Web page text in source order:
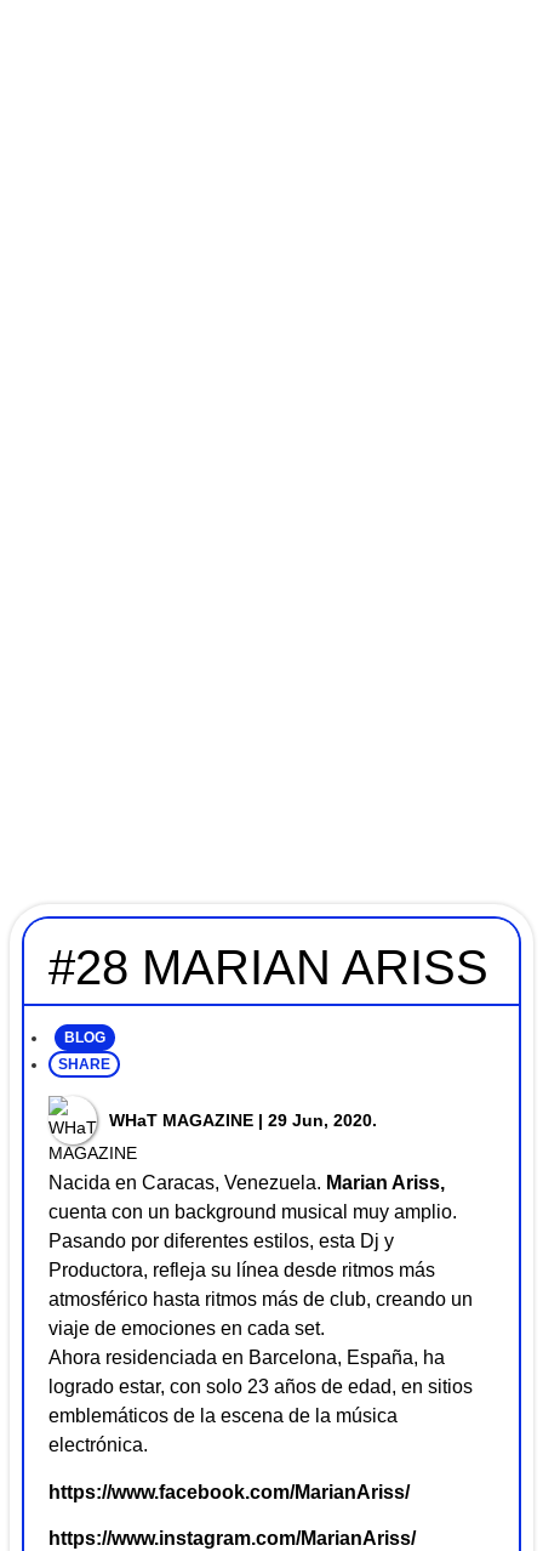
#28 MARIAN ARISS
BLOG
SHARE
WHaT MAGAZINE | 29 Jun, 2020.
Nacida en Caracas, Venezuela. Marian Ariss,
cuenta con un background musical muy amplio.
Pasando por diferentes estilos, esta Dj y
Productora, refleja su línea desde ritmos más
atmosférico hasta ritmos más de club, creando un
viaje de emociones en cada set.
Ahora residenciada en Barcelona, España, ha
logrado estar, con solo 23 años de edad, en sitios
emblemáticos de la escena de la música
electrónica.
https://www.facebook.com/MarianAriss/
https://www.instagram.com/MarianAriss/